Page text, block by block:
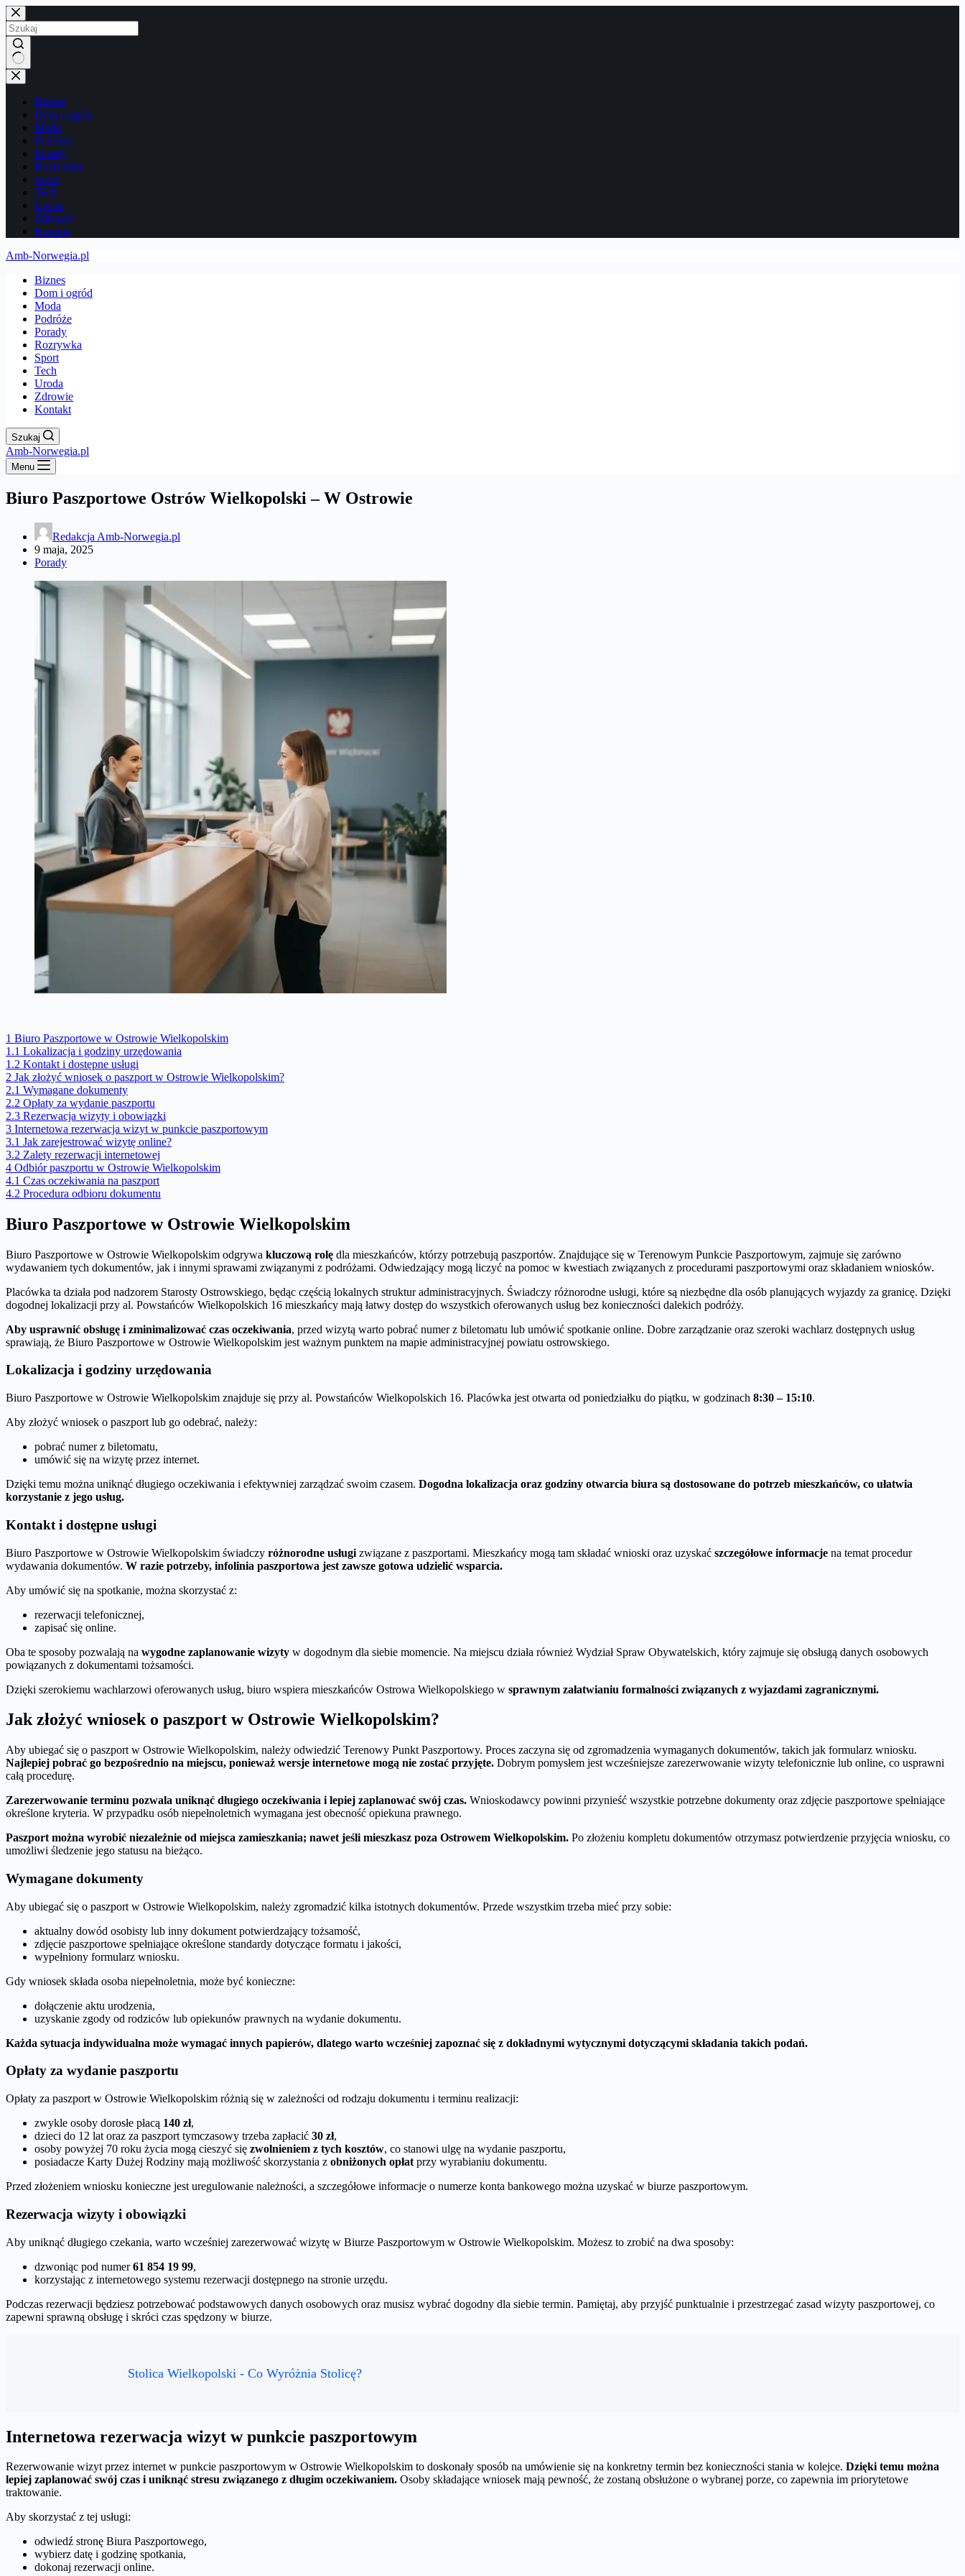
Przejdź
do
treści
Brak
wyników
Biznes
Dom i ogród
Moda
Podróże
Porady
Rozrywka
Sport
Tech
Uroda
Zdrowie
Kontakt
Amb-Norwegia.pl
Biznes
Dom i ogród
Moda
Podróże
Porady
Rozrywka
Sport
Tech
Uroda
Zdrowie
Kontakt
Szukaj
Amb-Norwegia.pl
Menu
Biuro Paszportowe Ostrów Wielkopolski – W Ostrowie
Redakcja Amb-Norwegia.pl
9 maja, 2025
Porady
1 Biuro Paszportowe w Ostrowie Wielkopolskim
1.1 Lokalizacja i godziny urzędowania
1.2 Kontakt i dostępne usługi
2 Jak złożyć wniosek o paszport w Ostrowie Wielkopolskim?
2.1 Wymagane dokumenty
2.2 Opłaty za wydanie paszportu
2.3 Rezerwacja wizyty i obowiązki
3 Internetowa rezerwacja wizyt w punkcie paszportowym
3.1 Jak zarejestrować wizytę online?
3.2 Zalety rezerwacji internetowej
4 Odbiór paszportu w Ostrowie Wielkopolskim
4.1 Czas oczekiwania na paszport
4.2 Procedura odbioru dokumentu
Biuro Paszportowe w Ostrowie Wielkopolskim
Biuro Paszportowe w Ostrowie Wielkopolskim odgrywa kluczową rolę dla mieszkańców, którzy potrzebują paszportów. Znajdujące się w Terenowym Punkcie Paszportowym, zajmuje się zarówno
wydawaniem tych dokumentów, jak i innymi sprawami związanymi z podróżami. Odwiedzający mogą liczyć na pomoc w kwestiach związanych z procedurami paszportowymi oraz składaniem wniosków.
Placówka ta działa pod nadzorem Starosty Ostrowskiego, będąc częścią lokalnych struktur administracyjnych. Świadczy różnorodne usługi, które są niezbędne dla osób planujących wyjazdy za granicę. Dzięki
dogodnej lokalizacji przy al. Powstańców Wielkopolskich 16 mieszkańcy mają łatwy dostęp do wszystkich oferowanych usług bez konieczności dalekich podróży.
Aby usprawnić obsługę i zminimalizować czas oczekiwania, przed wizytą warto pobrać numer z biletomatu lub umówić spotkanie online. Dobre zarządzanie oraz szeroki wachlarz dostępnych usług
sprawiają, że Biuro Paszportowe w Ostrowie Wielkopolskim jest ważnym punktem na mapie administracyjnej powiatu ostrowskiego.
Lokalizacja i godziny urzędowania
Biuro Paszportowe w Ostrowie Wielkopolskim znajduje się przy al. Powstańców Wielkopolskich 16. Placówka jest otwarta od poniedziałku do piątku, w godzinach 8:30 – 15:10.
Aby złożyć wniosek o paszport lub go odebrać, należy:
pobrać numer z biletomatu,
umówić się na wizytę przez internet.
Dzięki temu można uniknąć długiego oczekiwania i efektywniej zarządzać swoim czasem. Dogodna lokalizacja oraz godziny otwarcia biura są dostosowane do potrzeb mieszkańców, co ułatwia
korzystanie z jego usług.
Kontakt i dostępne usługi
Biuro Paszportowe w Ostrowie Wielkopolskim świadczy różnorodne usługi związane z paszportami. Mieszkańcy mogą tam składać wnioski oraz uzyskać szczegółowe informacje na temat procedur
wydawania dokumentów. W razie potrzeby, infolinia paszportowa jest zawsze gotowa udzielić wsparcia.
Aby umówić się na spotkanie, można skorzystać z:
rezerwacji telefonicznej,
zapisać się online.
Oba te sposoby pozwalają na wygodne zaplanowanie wizyty w dogodnym dla siebie momencie. Na miejscu działa również Wydział Spraw Obywatelskich, który zajmuje się obsługą danych osobowych
powiązanych z dokumentami tożsamości.
Dzięki szerokiemu wachlarzowi oferowanych usług, biuro wspiera mieszkańców Ostrowa Wielkopolskiego w sprawnym załatwianiu formalności związanych z wyjazdami zagranicznymi.
Jak złożyć wniosek o paszport w Ostrowie Wielkopolskim?
Aby ubiegać się o paszport w Ostrowie Wielkopolskim, należy odwiedzić Terenowy Punkt Paszportowy. Proces zaczyna się od zgromadzenia wymaganych dokumentów, takich jak formularz wniosku.
Najlepiej pobrać go bezpośrednio na miejscu, ponieważ wersje internetowe mogą nie zostać przyjęte. Dobrym pomysłem jest wcześniejsze zarezerwowanie wizyty telefonicznie lub online, co usprawni
całą procedurę.
Zarezerwowanie terminu pozwala uniknąć długiego oczekiwania i lepiej zaplanować swój czas. Wnioskodawcy powinni przynieść wszystkie potrzebne dokumenty oraz zdjęcie paszportowe spełniające
określone kryteria. W przypadku osób niepełnoletnich wymagana jest obecność opiekuna prawnego.
Paszport można wyrobić niezależnie od miejsca zamieszkania; nawet jeśli mieszkasz poza Ostrowem Wielkopolskim. Po złożeniu kompletu dokumentów otrzymasz potwierdzenie przyjęcia wniosku, co
umożliwi śledzenie jego statusu na bieżąco.
Wymagane dokumenty
Aby ubiegać się o paszport w Ostrowie Wielkopolskim, należy zgromadzić kilka istotnych dokumentów. Przede wszystkim trzeba mieć przy sobie:
aktualny dowód osobisty lub inny dokument potwierdzający tożsamość,
zdjęcie paszportowe spełniające określone standardy dotyczące formatu i jakości,
wypełniony formularz wniosku.
Gdy wniosek składa osoba niepełnoletnia, może być konieczne:
dołączenie aktu urodzenia,
uzyskanie zgody od rodziców lub opiekunów prawnych na wydanie dokumentu.
Każda sytuacja indywidualna może wymagać innych papierów, dlatego warto wcześniej zapoznać się z dokładnymi wytycznymi dotyczącymi składania takich podań.
Opłaty za wydanie paszportu
Opłaty za paszport w Ostrowie Wielkopolskim różnią się w zależności od rodzaju dokumentu i terminu realizacji:
zwykle osoby dorosłe płacą 140 zł,
dzieci do 12 lat oraz za paszport tymczasowy trzeba zapłacić 30 zł,
osoby powyżej 70 roku życia mogą cieszyć się zwolnieniem z tych kosztów, co stanowi ulgę na wydanie paszportu,
posiadacze Karty Dużej Rodziny mają możliwość skorzystania z obniżonych opłat przy wyrabianiu dokumentu.
Przed złożeniem wniosku konieczne jest uregulowanie należności, a szczegółowe informacje o numerze konta bankowego można uzyskać w biurze paszportowym.
Rezerwacja wizyty i obowiązki
Aby uniknąć długiego czekania, warto wcześniej zarezerwować wizytę w Biurze Paszportowym w Ostrowie Wielkopolskim. Możesz to zrobić na dwa sposoby:
dzwoniąc pod numer61 854 19 99,
korzystając z internetowego systemu rezerwacji dostępnego na stronie urzędu.
Podczas rezerwacji będziesz potrzebować podstawowych danych osobowych oraz musisz wybrać dogodny dla siebie termin. Pamiętaj, aby przyjść punktualnie i przestrzegać zasad wizyty paszportowej, co
zapewni sprawną obsługę i skróci czas spędzony w biurze.
Stolica Wielkopolski - Co Wyróżnia Stolicę?
Internetowa rezerwacja wizyt w punkcie paszportowym
Rezerwowanie wizyt przez internet w punkcie paszportowym w Ostrowie Wielkopolskim to doskonały sposób na umówienie się na konkretny termin bez konieczności stania w kolejce. Dzięki temu można
lepiej zaplanować swój czas i uniknąć stresu związanego z długim oczekiwaniem. Osoby składające wniosek mają pewność, że zostaną obsłużone o wybranej porze, co zapewnia im priorytetowe
traktowanie.
Aby skorzystać z tej usługi:
odwiedź stronę Biura Paszportowego,
wybierz datę i godzinę spotkania,
dokonaj rezerwacji online.